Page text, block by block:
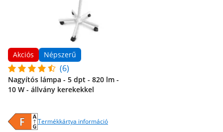
Akciós Népszerű
(6)
Nagyítós lámpa - 5 dpt - 820 lm -
10 W - állvány kerekekkel
Termékkártya információ